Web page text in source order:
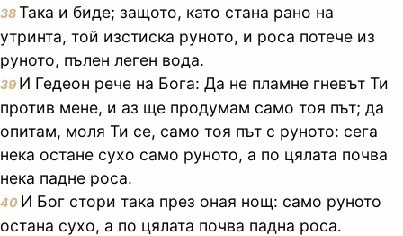
38Така и биде; защото, като стана рано на
утринта, той изстиска руното, и роса потече из
руното, пълен леген вода.
39 И Гедеон рече на Бога: Да не пламне гневът Ти
против мене, и аз ще продумам само тоя път; да
опитам, моля Ти се, само тоя път с руното: сега
нека остане сухо само руното, а по цялата почва
нека падне роса.
40 И Бог стори така през оная нощ: само руното
остана сухо, а по цялата почва падна роса.